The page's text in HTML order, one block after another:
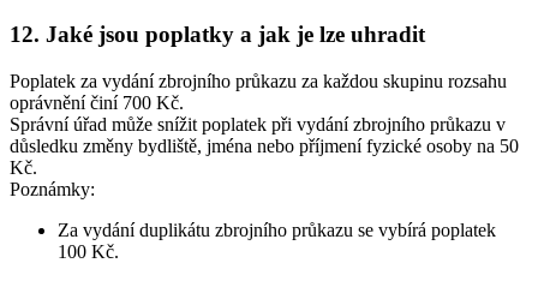
12. Jaké jsou poplatky a jak je lze uhradit
Poplatek za vydání zbrojního průkazu za každou skupinu rozsahu
oprávnění činí 700 Kč.
Správní úřad může snížit poplatek při vydání zbrojního průkazu v
důsledku změny bydliště, jména nebo příjmení fyzické osoby na 50
Kč.
Poznámky:
Za vydání duplikátu zbrojního průkazu se vybírá poplatek
100 Kč.